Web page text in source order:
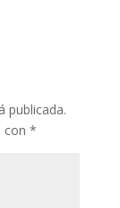
publicada.
con *